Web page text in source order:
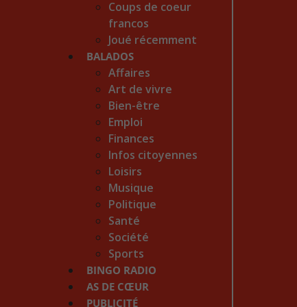
Coups de coeur
francos
Joué récemment
BALADOS
Affaires
Art de vivre
Bien-être
Emploi
Finances
Infos citoyennes
Loisirs
Musique
Politique
Santé
Société
Sports
BINGO RADIO
AS DE CŒUR
PUBLICITÉ